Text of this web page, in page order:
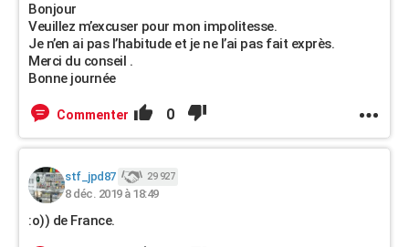
Bonjour
Veuillez m’excuser pour mon impolitesse.
Je n’en ai pas l’habitude et je ne l’ai pas fait exprès.
Merci du conseil .
Bonne journée
Commenter 0
stf_jpd87 29 927
8 déc. 2019 à 18:49
:o)) de France.